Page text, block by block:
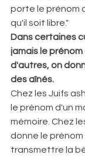
porte le prénom
qu'il soit libre."
Dans certaines
jamais le
d'autres, on
des aînés.
Chez les Juifs
le prénom d'un
mémoire. Chez
donne le
transmettre la